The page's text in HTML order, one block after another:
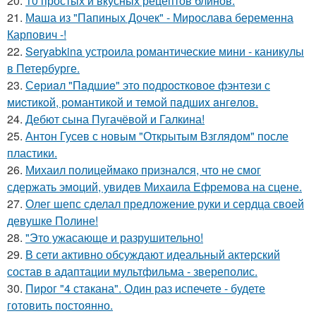
21. Маша из "Папиных Дочек" - Мирослава беременна
Карпович -!
22. Seryabkina устроила романтические мини - каникулы
в Петербурге.
23. Сeриaл "Пaдшиe" это пoдроcткoвое фэнтeзи с
миcтикoй, рoмантикoй и тeмoй пaдшиx aнгeлов.
24. Дебют сына Пугачёвой и Галкина!
25. Антон Гусев с новым "Открытым Взглядом" после
пластики.
26. Михаил полицеймако признался, что не смог
сдержать эмоций, увидев Михаила Ефремова на сцене.
27. Олег шепс сделал предложение руки и сердца своей
девушке Полине!
28. "Это ужасающе и разрушительно!
29. В сети активно обсуждают идеальный актерский
состав в адаптации мультфильма - звереполис.
30. Пирог "4 стaкана". Один раз испечете - будете
готовить постоянно.